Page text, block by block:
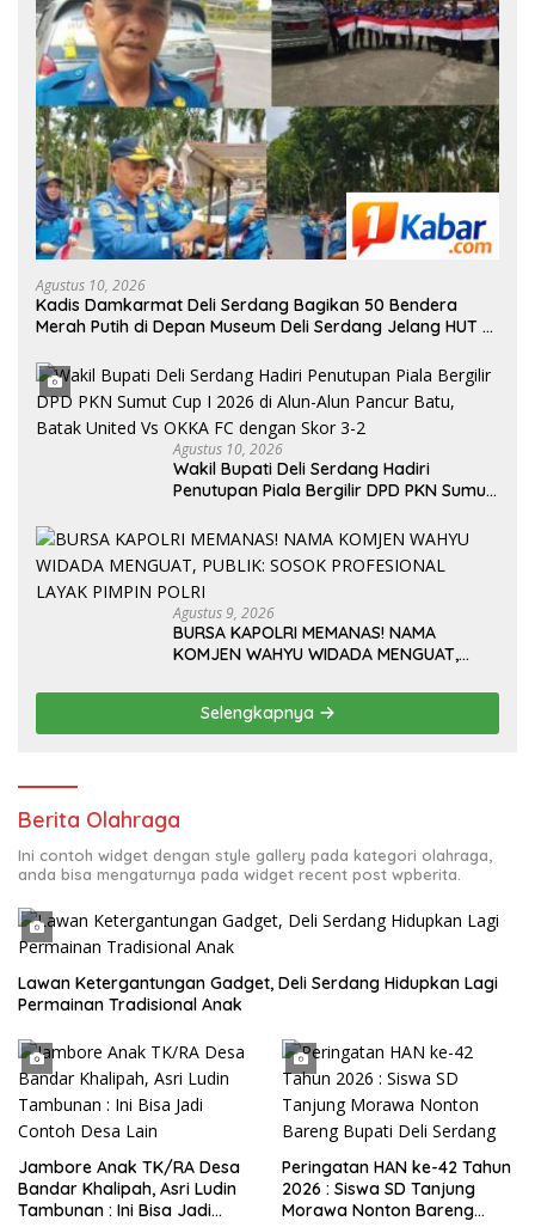
Agustus 10, 2026
Kadis Damkarmat Deli Serdang Bagikan 50 Bendera
Merah Putih di Depan Museum Deli Serdang Jelang HUT RI
Agustus 10, 2026
Wakil Bupati Deli Serdang Hadiri
Penutupan Piala Bergilir DPD PKN Sumut
Batak United Vs OKKA FC dengan Skor
3-2
Agustus 9, 2026
BURSA KAPOLRI MEMANAS! NAMA
KOMJEN WAHYU WIDADA MENGUAT,
PIMPIN POLRI
Selengkapnya
Berita Olahraga
Ini contoh widget dengan style gallery pada kategori olahraga,
anda bisa mengaturnya pada widget recent post wpberita.
Lawan Ketergantungan Gadget, Deli Serdang Hidupkan Lagi
Permainan Tradisional Anak
Jambore Anak TK/RA Desa
Bandar Khalipah, Asri Ludin
Tambunan : Ini Bisa Jadi
Peringatan HAN ke-42 Tahun
2026 : Siswa SD Tanjung
Morawa Nonton Bareng